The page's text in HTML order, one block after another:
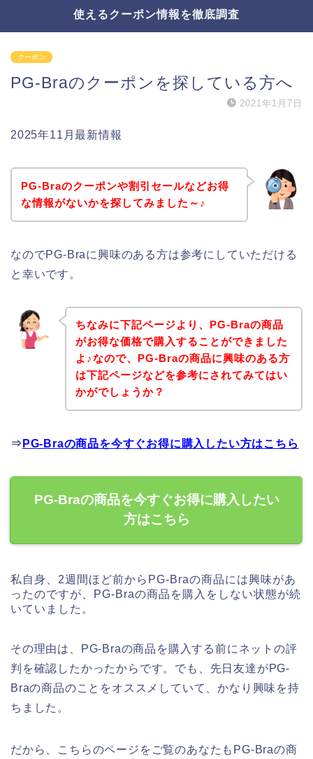
使えるクーポン情報を徹底調査
クーポン
PG-Braのクーポンを探している方へ
2021年1月7日
2025年11月最新情報
PG-Braのクーポンや割引セールなどお得
な情報がないかを探してみました～♪
なのでPG-Braに興味のある方は参考にしていただける
と幸いです。
ちなみに下記ページより、PG-Braの商品
がお得な価格で購入することができました
よ♪なので、PG-Braの商品に興味のある方
は下記ページなどを参考にされてみてはい
かがでしょうか？
⇒ PG-Braの商品を今すぐお得に購入したい方はこちら
PG-Braの商品を今すぐお得に購入したい
方はこちら
私自身、2週間ほど前からPG-Braの商品には興味があ
ったのですが、PG-Braの商品を購入をしない状態が続
いていました。
その理由は、PG-Braの商品を購入する前にネットの評
判を確認したかったからです。でも、先日友達がPG-
Braの商品のことをオススメしていて、かなり興味を持
ちました。
だから、こちらのページをご覧のあなたもPG-Braの商